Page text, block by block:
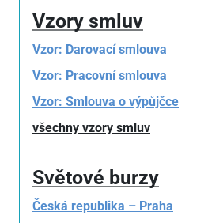
Vzory smluv
Vzor: Darovací smlouva
Vzor: Pracovní smlouva
Vzor: Smlouva o výpůjčce
všechny vzory smluv
Světové burzy
Česká republika – Praha